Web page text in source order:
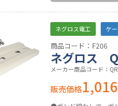
ネグロス電工 ケ
商品コード：F206
ネグロス
メーカー商品コード：
販売価格1,016